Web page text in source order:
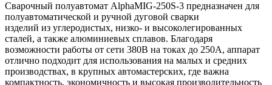
Сварочный полуавтомат AlphaMIG-250S-3 предназначен для
полуавтоматической и ручной дуговой сварки
изделий из углеродистых, низко- и высоколегированных
сталей, а также алюминиевых сплавов. Благодаря
возможности работы от сети 380В на токах до 250А, аппарат
отлично подходит для использования на малых и средних
производствах, в крупных автомастерских, где важна
компактность, экономичность и высокая производительность